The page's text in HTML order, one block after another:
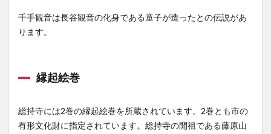
千手観音は長谷観音の化身である童子が造ったとの伝説があ
ります。
縁起絵巻
総持寺には2巻の縁起絵巻を所蔵されています。2巻とも市の
有形文化財に指定されています。総持寺の開祖である藤原山